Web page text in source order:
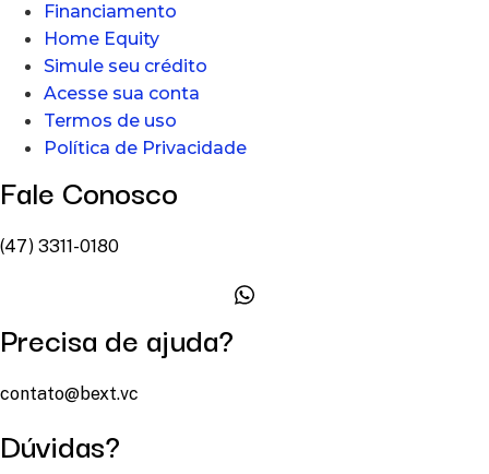
Financiamento
Home Equity
Simule seu crédito
Acesse sua conta
Termos de uso
Política de Privacidade
Fale Conosco
(47) 3311-0180
Precisa de ajuda?
contato@bext.vc
Dúvidas?